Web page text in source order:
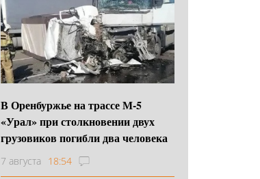
В Оренбуржье на трассе М-5
«Урал» при столкновении двух
грузовиков погибли два человека
7 августа 18:54